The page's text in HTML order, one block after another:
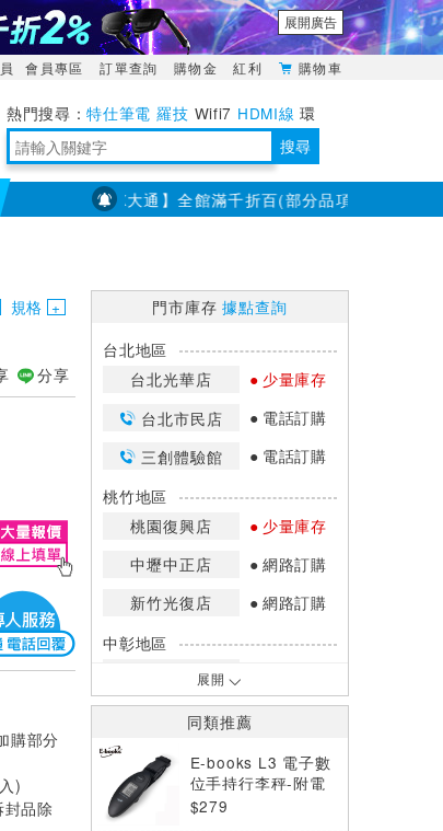
展開廣告
會員專區 訂單查詢 購物金 紅利 購物車
特仕筆電 羅技 Wifi7 HDMI線 環
境量測 明緯POWER 搜尋
【PX大通】全館滿千折百(部分品項不適用，滿2千折
規格
分享
購部分
)
品除
門市庫存據點查詢
台北地區
台北光華店
少量庫存
台北市民店
電話訂購
三創體驗館
電話訂購
桃竹地區
桃園復興店
少量庫存
中壢中正店
網路訂購
新竹光復店
網路訂購
中彰地區
台中英才店
嘉南地區
高雄鳳山店
網路訂購
*庫存數量：網路訂購(0)、少量庫存
展開
同類推薦
E-books L3 電子數
位手持行李秤-附電
池
$279